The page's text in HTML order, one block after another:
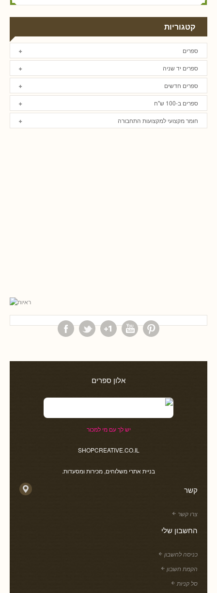
קטגוריות
ספרים
ספרים יד שניה
ספרים חדשים
ספרים ב-100 ש"ח
חומר מקצועי למקצועות התחבורה
אלון ספרים
יש לך עם מי למכור
SHOPCREATIVE.CO.IL
בניית אתרי משלוחים, מכירות ומסעדות.
קשר
צרו קשר
החשבון שלי
כניסה לחשבון
הקמת חשבון
סל קניות